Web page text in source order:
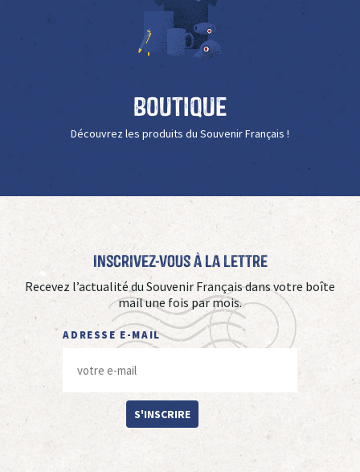
Boutique
Découvrez les produits du Souvenir Français !
Inscrivez-vous à La Lettre
Recevez l’actualité du Souvenir Français dans votre boîte
mail une fois par mois.
ADRESSE E-MAIL
S'INSCRIRE